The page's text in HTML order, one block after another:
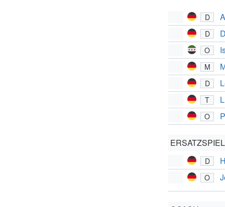
D
D
O
M
D
T
O
D
O